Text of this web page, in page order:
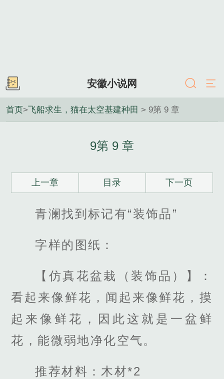
安徽小说网
首页>飞船求生，猫在太空基建种田 > 9第 9 章
9第 9 章
上一章 目录 下一页
青澜找到标记有“装饰品”
字样的图纸：
【仿真花盆栽（装饰品）】：
看起来像鲜花，闻起来像鲜花，摸
起来像鲜花，因此这就是一盆鲜
花，能微弱地净化空气。
推荐材料：木材*2